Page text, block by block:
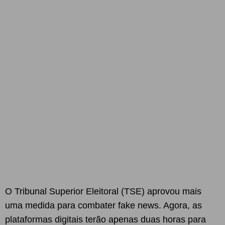
O Tribunal Superior Eleitoral (TSE) aprovou mais
uma medida para combater fake news. Agora, as
plataformas digitais terão apenas duas horas para